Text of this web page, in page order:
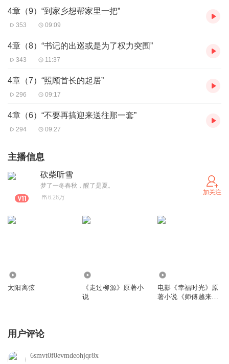
4章（9）“到家乡想帮家里一把”
353 09:09
4章（8）“书记的出巡或是为了权力突围”
343 11:37
4章（7）“照顾首长的起居”
296 09:17
4章（6）“不要再搞迎来送往那一套”
294 09:27
主播信息
砍柴听雪
梦了一冬春秋，醒了是夏。
6.26万
加关注
太阳离弦
《走过柳源》原著小
说
电影《幸福时光》原
著小说《师傅越来越
用户评论
6smvt0f0evmdeohjqr8x